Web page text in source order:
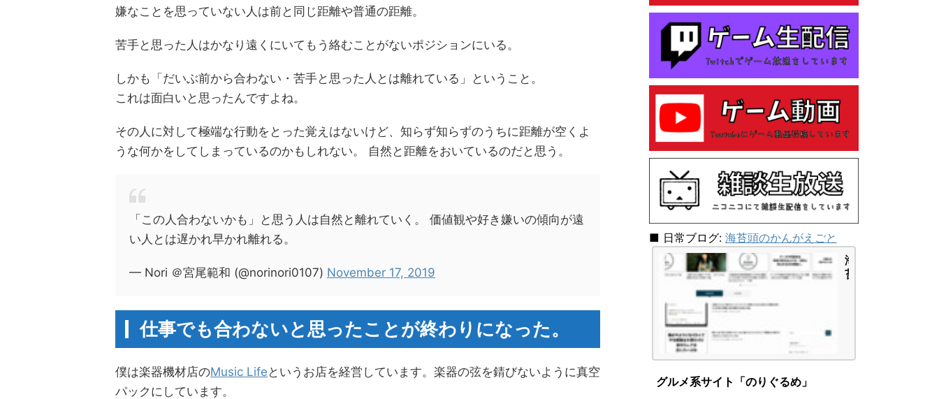
嫌なことを思っていない人は前と同じ距離や普通の距離。
苦手と思った人はかなり遠くにいてもう絡むことがないポジションにいる。
しかも「だいぶ前から合わない・苦手と思った人とは離れている」ということ。
これは面白いと思ったんですよね。
その人に対して極端な行動をとった覚えはないけど、知らず知らずのうちに距離が空くよ
うな何かをしてしまっているのかもしれない。 自然と距離をおいているのだと思う。
「この人合わないかも」と思う人は自然と離れていく。 価値観や好き嫌いの傾向が遠
い人とは遅かれ早かれ離れる。
— Nori ＠宮尾範和 (@norinori0107) November 17, 2019
仕事でも合わないと思ったことが終わりになった。
僕は楽器機材店のMusic Life というお店を経営しています。楽器の弦を錆びないように真空
パックにしています。
断
テ
ス
ト
を
し
ら
「主
N
F
-
A」
タ
|
■ 日常ブログ: 海苔頭のかんがえごと
海
苔
え
グルメ系サイト「のりぐるめ」